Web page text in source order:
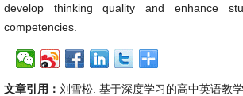
develop thinking quality and enhance
competencies.
文章引用： 刘雪松. 基于深度学习的高中英语教